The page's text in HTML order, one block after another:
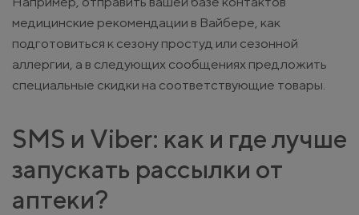
медицинские рекомендации в Вайбере, как
подготовиться к сезону простуд или сезонной
аллергии, а в следующих сообщениях предложить
специальные скидки на соответствующие товары.
SMS и Viber: как и где лучше
запускать рассылки от
аптеки?